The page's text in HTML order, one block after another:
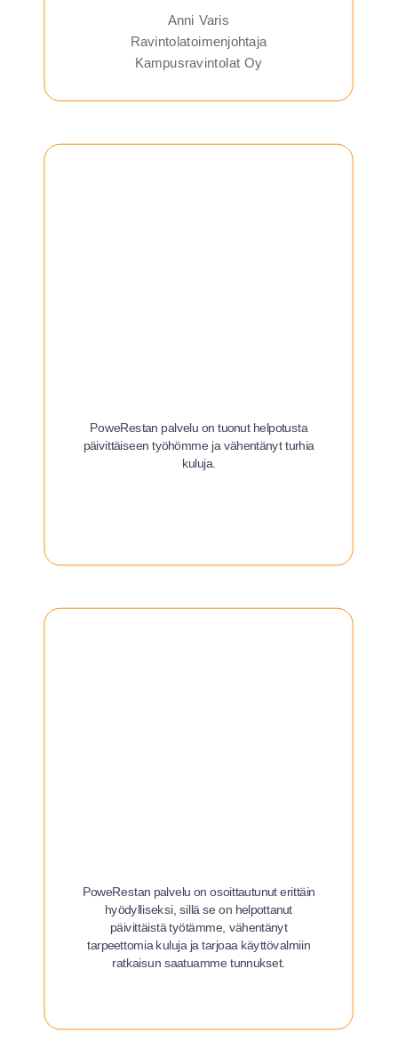
Anni Varis
Ravintolatoimenjohtaja
Kampusravintolat Oy
PoweRestan palvelu on tuonut helpotusta
päivittäiseen työhömme ja vähentänyt turhia
kuluja.
PoweRestan palvelu on osoittautunut erittäin
hyödylliseksi, sillä se on helpottanut
päivittäistä työtämme, vähentänyt
tarpeettomia kuluja ja tarjoaa käyttövalmiin
ratkaisun saatuamme tunnukset.